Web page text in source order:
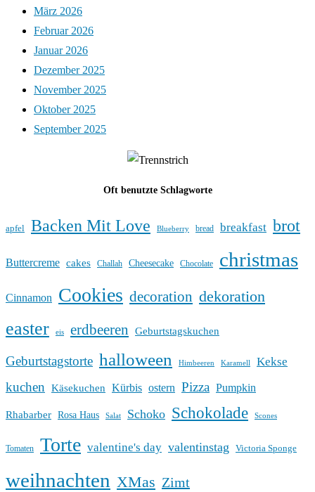
März 2026
Februar 2026
Januar 2026
Dezember 2025
November 2025
Oktober 2025
September 2025
Oft benutzte Schlagworte
apfel Backen Mit Love Blueberry bread breakfast brot
Buttercreme cakes Challah Cheesecake Chocolate christmas
Cinnamon Cookies decoration dekoration
easter eis erdbeeren Geburtstagskuchen
Geburtstagstorte halloween Himbeeren Karamell Kekse
kuchen Käsekuchen Kürbis ostern Pizza Pumpkin
Rhabarber Rosa Haus Salat Schoko Schokolade Scones
Tomaten Torte valentine's day valentinstag Victoria Sponge
weihnachten XMas Zimt